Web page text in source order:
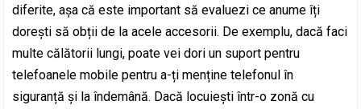
diferite, așa că este important să evaluezi ce anume îți
dorești să obții de la acele accesorii. De exemplu, dacă faci
multe călătorii lungi, poate vei dori un suport pentru
telefoanele mobile pentru a-ți menține telefonul în
siguranță și la îndemână. Dacă locuiești într-o zonă cu